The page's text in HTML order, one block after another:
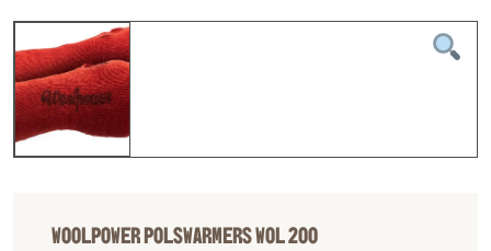
WOOLPOWER POLSWARMERS WOL 200